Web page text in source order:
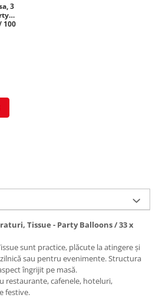
3
100
Tissue - Party Balloons / 33 x
sunt practice, plăcute la atingere și
sau pentru evenimente. Structura
îngrijit pe masă.
restaurante, cafenele, hoteluri,
festive.